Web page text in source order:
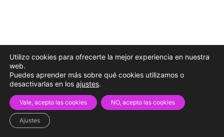
Utilizo cookies para ofrecerte la mejor experiencia en nuestra
web.
Puedes aprender más sobre qué cookies utilizamos o
desactivarlas en los ajustes.
Vale, acepto las cookies NO, acepto las cookies
Ajustes